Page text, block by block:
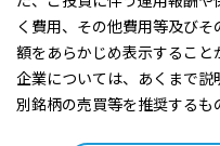
く費用、その他費用等及び
額をあらかじめ表示すること
企業については、あくまで
別銘柄の売買等を推奨するも